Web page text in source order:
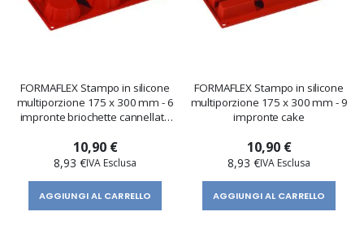
FORMAFLEX Stampo in silicone
multiporzione 175 x 300 mm - 6
impronte briochette cannellata
10,90 €
8,93 €
AGGIUNGI AL CARRELLO
FORMAFLEX Stampo in silicone
multiporzione 175 x 300 mm - 9
impronte cake
10,90 €
8,93 €
AGGIUNGI AL CARRELLO